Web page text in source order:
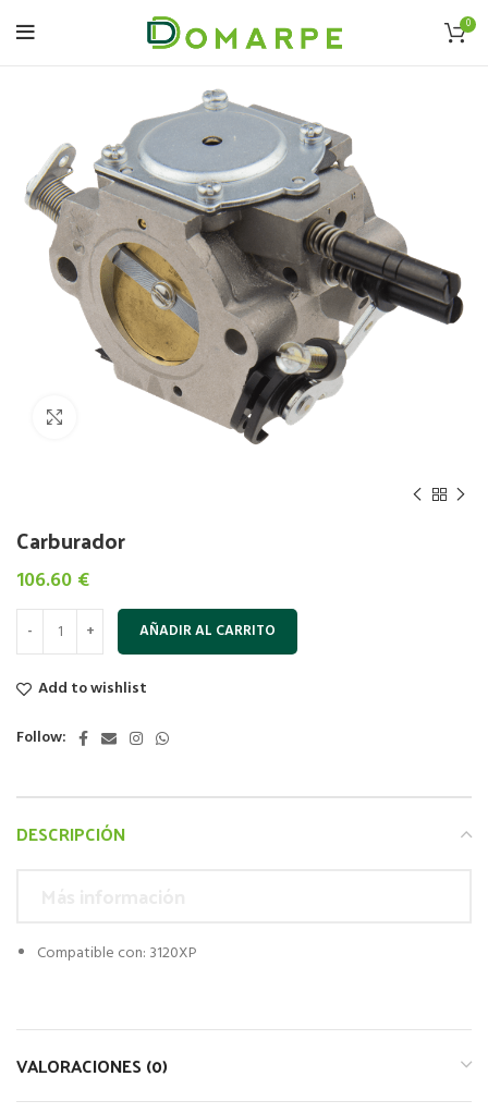
0
Carburador
106.60 €
AÑADIR AL CARRITO
Add to wishlist
Follow:
DESCRIPCIÓN
Compatible con: 3120XP
VALORACIONES (0)